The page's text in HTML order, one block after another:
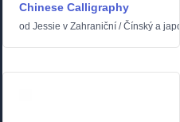
Chinese Calligraphy
od Jessie v Zahraniční /Čínský a